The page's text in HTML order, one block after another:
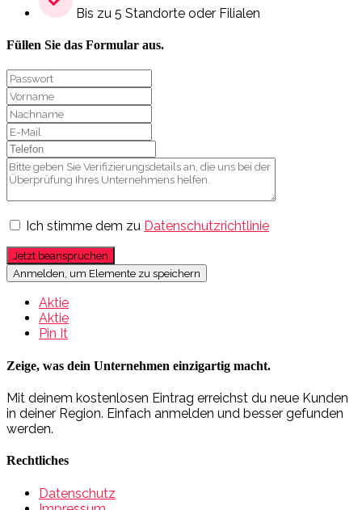
Bis zu 5 Standorte oder Filialen
Füllen Sie das Formular aus.
Ich stimme dem zu Datenschutzrichtlinie
Jetzt beanspruchen
Anmelden, um Elemente zu speichern
Aktie
Aktie
Pin It
Zeige, was dein Unternehmen einzigartig macht.
Mit deinem kostenlosen Eintrag erreichst du neue Kunden
in deiner Region. Einfach anmelden und besser gefunden
werden.
Rechtliches
Datenschutz